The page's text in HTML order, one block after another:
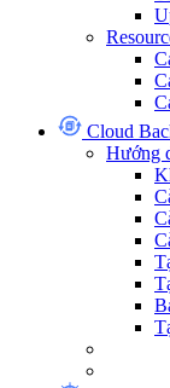
Cloud
Hướng